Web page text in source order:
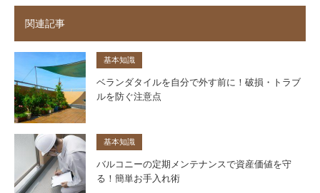
関連記事
基本知識
ベランダタイルを自分で外す前に！破損・トラブ
ルを防ぐ注意点
基本知識
バルコニーの定期メンテナンスで資産価値を守
る！簡単お手入れ術